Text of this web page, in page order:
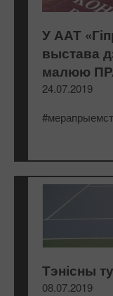
У ААТ
выстава
малюю
24.07.2019
Тэнісны
08.07.2019